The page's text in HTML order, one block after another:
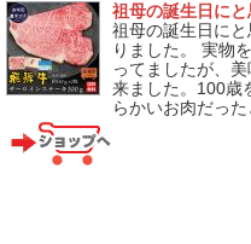
祖母の誕生日に
祖母の誕生日に
りました。 実物
ってましたが、
来ました。100歳
らかいお肉だった